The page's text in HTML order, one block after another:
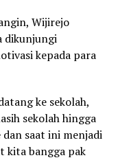
Wijirejo
dikunjungi
kepada para
ke sekolah,
sekolah hingga
saat ini menjadi
kita bangga pak